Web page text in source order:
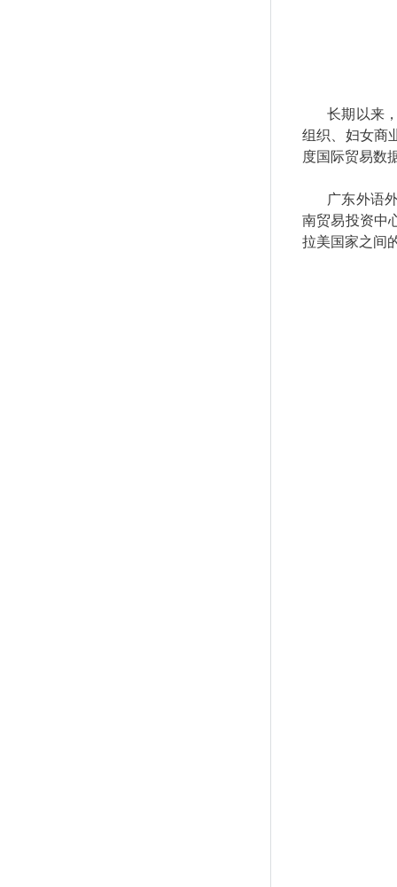
长期以来
组织、妇女商
度国际贸易数
广东外语
南贸易投资中
拉美国家之间